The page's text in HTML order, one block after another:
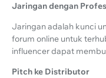
Jaringan dengan
Jaringan adalah kunci
forum online untuk
influencer dapat
Pitch ke Distributor